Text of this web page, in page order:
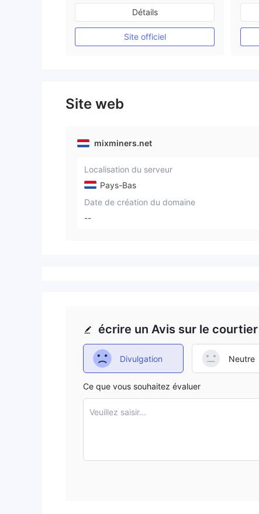
Réglementation de Australie
Market Making (MM)
Etiquette principale MT4
Détails
Site officiel
Site web
mixminers.net
Localisation du serveur
Pays-Bas
Date de création du domaine
--
écrire un Avis sur le courtier
Divulgation Neutre
Ce que vous souhaitez évaluer
Veuillez saisir...